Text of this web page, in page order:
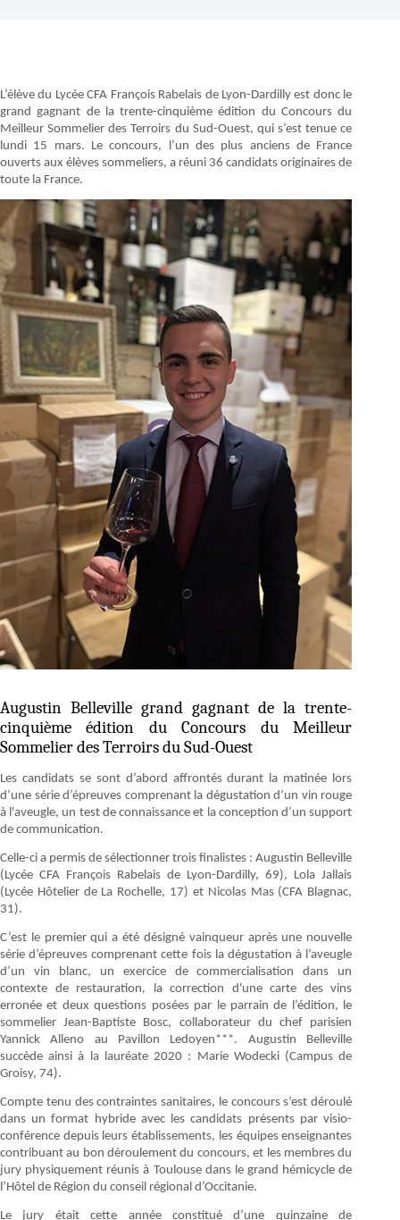
L’élève du Lycée CFA François Rabelais de Lyon-Dardilly est donc le
grand gagnant de la trente-cinquième édition du Concours du
Meilleur Sommelier des Terroirs du Sud-Ouest, qui s’est tenue ce
lundi 15 mars. Le concours, l’un des plus anciens de France
ouverts aux élèves sommeliers, a réuni 36 candidats originaires de
toute la France.
Augustin Belleville grand gagnant de la trente-
cinquième édition du Concours du Meilleur
Sommelier des Terroirs du Sud-Ouest
Les candidats se sont d’abord affrontés durant la matinée lors
d’une série d’épreuves comprenant la dégustation d’un vin rouge
à l'aveugle, un test de connaissance et la conception d’un support
de communication.
Celle-ci a permis de sélectionner trois finalistes : Augustin Belleville
(Lycée CFA François Rabelais de Lyon-Dardilly, 69), Lola Jallais
(Lycée Hôtelier de La Rochelle, 17) et Nicolas Mas (CFA Blagnac,
31).
C’est le premier qui a été désigné vainqueur après une nouvelle
série d’épreuves comprenant cette fois la dégustation à l’aveugle
d’un vin blanc, un exercice de commercialisation dans un
contexte de restauration, la correction d'une carte des vins
erronée et deux questions posées par le parrain de l’édition, le
sommelier Jean-Baptiste Bosc, collaborateur du chef parisien
Yannick Alleno au Pavillon Ledoyen***. Augustin Belleville
succède ainsi à la lauréate 2020 : Marie Wodecki (Campus de
Groisy, 74).
Compte tenu des contraintes sanitaires, le concours s’est déroulé
dans un format hybride avec les candidats présents par visio-
conférence depuis leurs établissements, les équipes enseignantes
contribuant au bon déroulement du concours, et les membres du
jury physiquement réunis à Toulouse dans le grand hémicycle de
l’Hôtel de Région du conseil régional d’Occitanie.
Le jury était cette année constitué d’une quinzaine de